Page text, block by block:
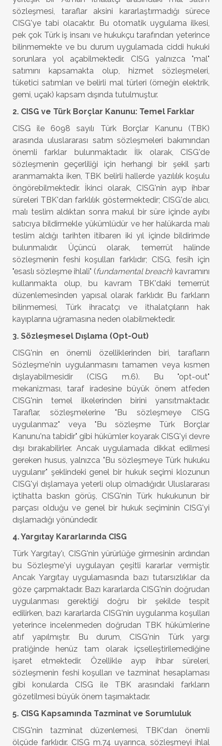
sözleşmesi, taraflar aksini kararlaştırmadığı sürece
CISG'ye tabi olacaktır. Bu otomatik uygulama ilkesi,
pek çok Türk iş insanı ve hukukçu tarafından yeterince
bilinmemekte ve bu durum uygulamada ciddi hukuki
sorunlara yol açabilmektedir. CISG yalnızca "mal"
satımını kapsamakta olup, hizmet sözleşmeleri,
tüketici satımları ve belirli mal türleri (örneğin elektrik,
gemi, uçak) kapsam dışında tutulmuştur.
2. CISG ve Türk Borçlar Kanunu: Temel Farklar
CISG ile 6098 sayılı Türk Borçlar Kanunu (TBK)
arasında uluslararası satım sözleşmeleri bakımından
önemli farklar bulunmaktadır. İlk olarak, CISG'de
sözleşmenin geçerliliği için herhangi bir şekil şartı
aranmamakta iken, TBK belirli hallerde yazılılık koşulu
öngörebilmektedir. İkinci olarak, CISG'nin ayıp ihbar
süreleri TBK'dan farklılık göstermektedir; CISG'de alıcı,
malı teslim aldıktan sonra makul bir süre içinde ayıbı
satıcıya bildirmekle yükümlüdür ve her halükarda malı
teslim aldığı tarihten itibaren iki yıl içinde bildirimde
bulunmalıdır. Üçüncü olarak, temerrüt halinde
sözleşmenin feshi koşulları farklıdır; CISG, fesih için
"esaslı sözleşme ihlali" (fundamental breach) kavramını
kullanmakta olup, bu kavram TBK'daki temerrüt
düzenlemesinden yapısal olarak farklıdır. Bu farkların
bilinmemesi, Türk ihracatçı ve ithalatçıların hak
kayıplarına uğramasına neden olabilmektedir.
3. Sözleşmesel Dışlama (Opt-Out)
CISG'nin en önemli özelliklerinden biri, tarafların
Sözleşme'nin uygulanmasını tamamen veya kısmen
dışlayabilmesidir (CISG m.6). Bu "opt-out"
mekanizması, taraf iradesine büyük önem atfeden
CISG'nin temel ilkelerinden birini yansıtmaktadır.
Taraflar, sözleşmelerine "Bu sözleşmeye CISG
uygulanmaz" veya "Bu sözleşme Türk Borçlar
Kanunu'na tabidir" gibi hükümler koyarak CISG'yi devre
dışı bırakabilirler. Ancak uygulamada dikkat edilmesi
gereken husus, yalnızca "Bu sözleşmeye Türk hukuku
uygulanır" şeklindeki genel bir hukuk seçimi klozunun
CISG'yi dışlamaya yeterli olup olmadığıdır. Uluslararası
içtihatta baskın görüş, CISG'nin Türk hukukunun bir
parçası olduğu ve genel bir hukuk seçiminin CISG'yi
dışlamadığı yönündedir.
4. Yargıtay Kararlarında CISG
Türk Yargıtay'ı, CISG'nin yürürlüğe girmesinin ardından
bu Sözleşme'yi uygulayan çeşitli kararlar vermiştir.
Ancak Yargıtay uygulamasında bazı tutarsızlıklar da
göze çarpmaktadır. Bazı kararlarda CISG'nin doğrudan
uygulanması gerektiği doğru bir şekilde tespit
edilirken, bazı kararlarda CISG'nin uygulanma koşulları
yeterince incelenmeden doğrudan TBK hükümlerine
atıf yapılmıştır. Bu durum, CISG'nin Türk yargı
pratiğinde henüz tam olarak içselleştirilemediğine
işaret etmektedir. Özellikle ayıp ihbar süreleri,
sözleşmenin feshi koşulları ve tazminat hesaplaması
gibi konularda CISG ile TBK arasındaki farkların
gözetilmesi büyük önem taşımaktadır.
5. CISG Kapsamında Tazminat ve Sorumluluk
CISG'nin tazminat düzenlemesi, TBK'dan önemli
ölçüde farklıdır. CISG m.74 uyarınca, sözleşmeyi ihlal